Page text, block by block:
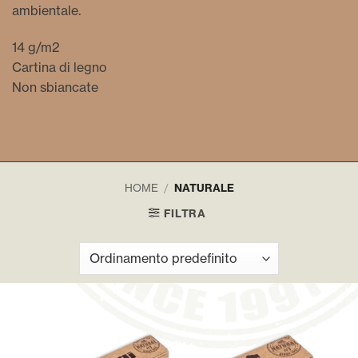
ambientale.
14 g/m2
Cartina di legno
Non sbiancate
HOME / NATURALE
FILTRA